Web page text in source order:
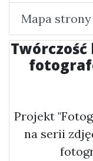
Mapa strony
Projekt
na serii